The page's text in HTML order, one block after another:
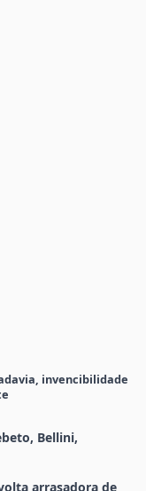
invencibilidade
Bellini,
arrasadora de